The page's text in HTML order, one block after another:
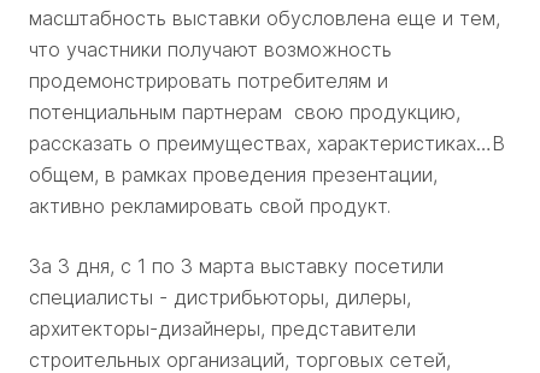
масштабность выставки обусловлена еще и тем,
что участники получают возможность
продемонстрировать потребителям и
потенциальным партнерам свою продукцию,
рассказать о преимуществах, характеристиках…В
общем, в рамках проведения презентации,
активно рекламировать свой продукт.
За 3 дня, с 1 по 3 марта выставку посетили
специалисты - дистрибьюторы, дилеры,
архитекторы-дизайнеры, представители
строительных организаций, торговых сетей,